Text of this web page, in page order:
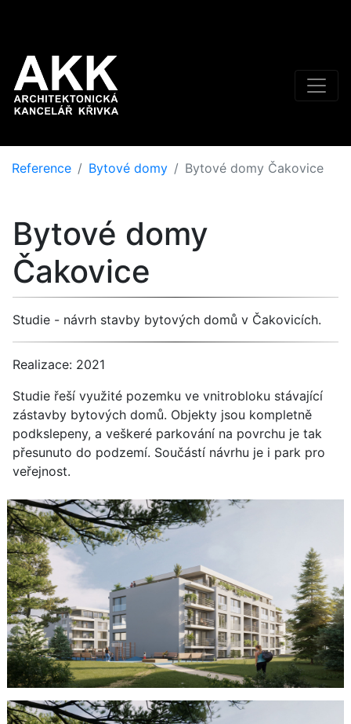
Reference Bytové domy Bytové domy Čakovice
Bytové domy
Čakovice
Studie - návrh stavby bytových domů v Čakovicích.
Realizace: 2021
Studie řeší využité pozemku ve vnitrobloku stávající
zástavby bytových domů. Objekty jsou kompletně
podkslepeny, a veškeré parkování na povrchu je tak
přesunuto do podzemí. Součástí návrhu je i park pro
veřejnost.